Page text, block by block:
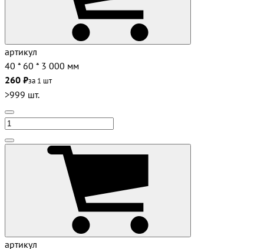
артикул
40 * 60 * 3 000 мм
260 ₽за 1 шт
>999 шт.
артикул